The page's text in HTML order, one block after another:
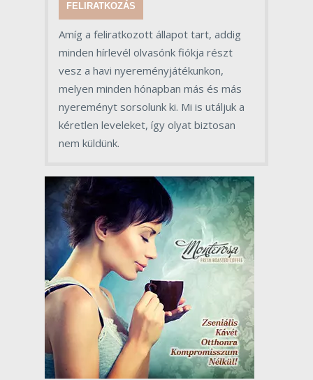
FELIRATKOZÁS
Amíg a feliratkozott állapot tart, addig
minden hírlevél olvasónk fiókja részt
vesz a havi nyereményjátékunkon,
melyen minden hónapban más és más
nyereményt sorsolunk ki. Mi is utáljuk a
kéretlen leveleket, így olyat biztosan
nem küldünk.